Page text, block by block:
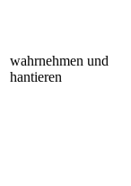
wahrnehmen und
hantieren